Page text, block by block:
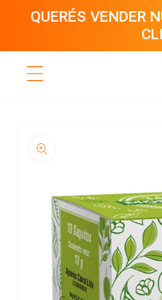
QUERÉS VENDER
directamente
a la
información
del producto